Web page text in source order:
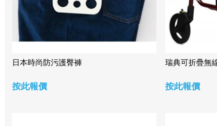
日本時尚防污護臀褲
按此報價
瑞典可折疊無
按此報價